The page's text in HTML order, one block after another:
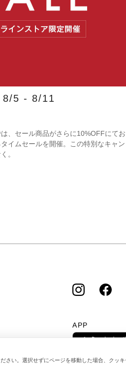
TIME SALE 8/5 - 8/11
、セール商品がさらに10%OFFにてお
イムセールを開催。この特別なキャン
。
通販の表記
APP
い。選択せずにページを移動した場合、クッ